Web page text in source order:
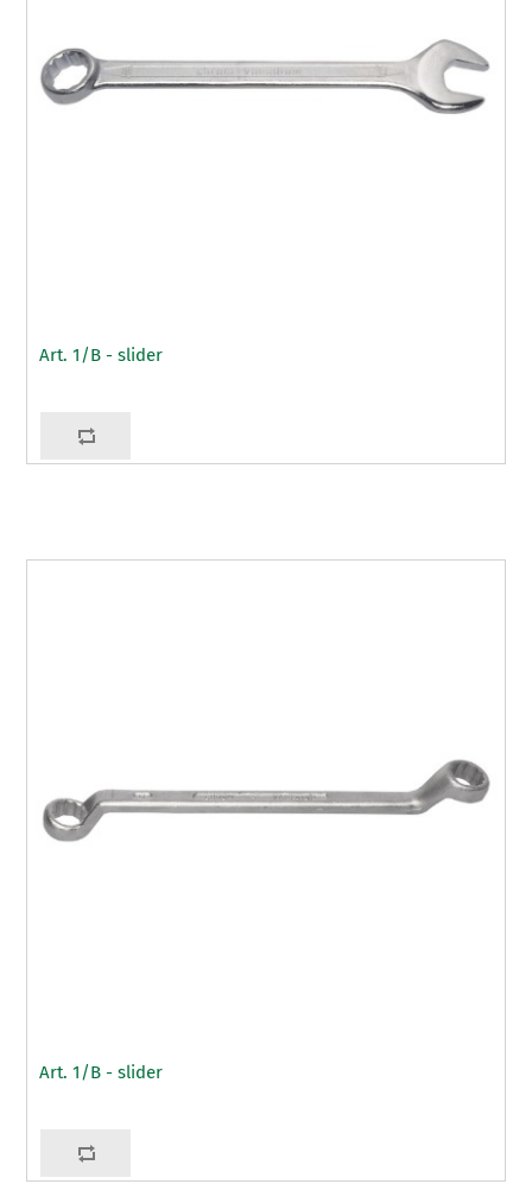
Art. 1/B - slider
Art. 1/B - slider